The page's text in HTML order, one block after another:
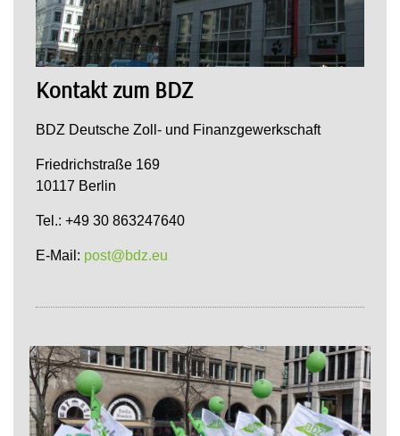
Kontakt zum BDZ
BDZ Deutsche Zoll- und Finanzgewerkschaft
Friedrichstraße 169
10117 Berlin
Tel.: +49 30 863247640
E-Mail: post@bdz.eu